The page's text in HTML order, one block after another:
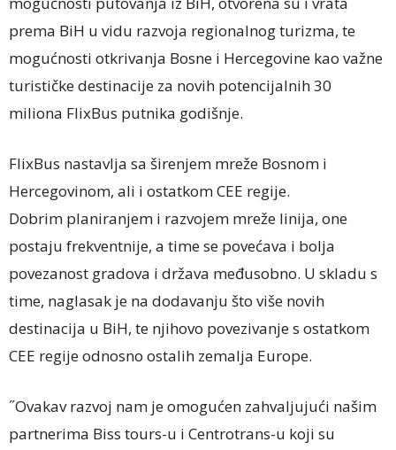
prema BiH u vidu razvoja regionalnog turizma, te
mogućnosti otkrivanja Bosne i Hercegovine kao važne
turističke destinacije za novih potencijalnih 30
miliona FlixBus putnika godišnje.
FlixBus nastavlja sa širenjem mreže Bosnom i
Hercegovinom, ali i ostatkom CEE regije.
Dobrim planiranjem i razvojem mreže linija, one
postaju frekventnije, a time se povećava i bolja
povezanost gradova i država međusobno. U skladu s
time, naglasak je na dodavanju što više novih
destinacija u BiH, te njihovo povezivanje s ostatkom
CEE regije odnosno ostalih zemalja Europe.
˝Ovakav razvoj nam je omogućen zahvaljujući našim
partnerima Biss tours-u i Centrotrans-u koji su